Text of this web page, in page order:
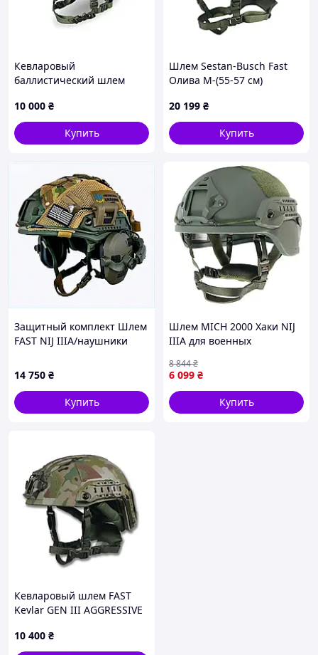
Кевларовый
баллистический шлем
креплением NVG и
рейками
10 000 ₴
Купить
Шлем Sestan-Busch Fast
Олива M-(55-57 см)
20 199 ₴
Купить
Защитный комплект Шлем
FAST NIJ IIIA/наушники
чебурашкой/фонарик/
кавер L Мульт, 881166CT8
14 750 ₴
Купить
Шлем MICH 2000 Хаки NIJ
IIIA для военных
с PE
6 099 ₴
8 844₴
Купить
Кевларовый шлем FAST
Kevlar GEN III AGGRESSIVE
10 400 ₴